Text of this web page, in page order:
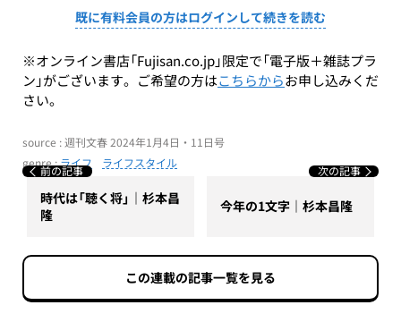
既に有料会員の方はログインして続きを読む
※オンライン書店「Fujisan.co.jp」限定で「電子版＋雑誌プラ
ン」がございます。ご希望の方はこちらからお申し込みくだ
さい。
source : 週刊文春 2024年1月4日・11日号
genre :ライフ ライフスタイル
前の記事
時代は「聴く将」｜杉本昌
隆
次の記事
今年の1文字｜杉本昌隆
この連載の記事一覧を見る